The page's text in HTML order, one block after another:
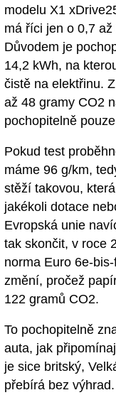
modelu X1
má říci jen o 0,7
Důvodem je
14,2 kWh, na
čistě na elektřinu.
až 48 gramy CO2
pochopitelně
Pokud test
máme 96 g/km,
stěží takovou,
jakékoli dotace
Evropská unie
tak skončit, v roce
norma Euro 6e-
změní, pročež
122 gramů CO2.
To pochopitelně
auta, jak
je sice britský,
přebírá bez